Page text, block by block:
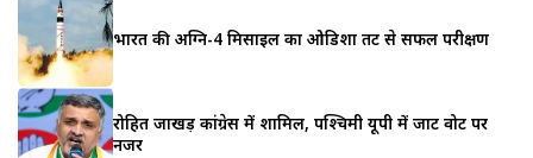
भारत की अग्नि-4 मिसाइल का ओडिशा तट से सफल परीक्षण
रोहित जाखड़ कांग्रेस में शामिल, पश्चिमी यूपी में जाट वोट पर
नजर